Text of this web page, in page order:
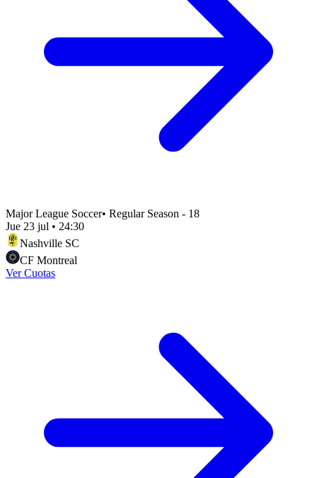
Major League Soccer• Regular Season - 18
Jue 23 jul • 24:30
Nashville SC
CF Montreal
Ver Cuotas